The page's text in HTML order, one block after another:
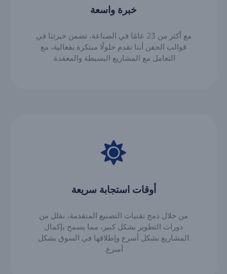
خبرة واسعة
مع أكثر من 23 عامًا في الصناعة، تضمن خبرتنا في
قوالب الحقن أننا نقدم حلولًا مبتكرة بفعالية، مع
التعامل مع المشاريع البسيطة والمعقدة.
أوقات استجابة سريعة
من خلال دمج تقنيات التصنيع المتقدمة، نقلل من
دورات التطوير بشكل كبير، مما يسمح بإكمال
المشاريع بشكل أسرع وإطلاقها في السوق بشكل
أسرع.